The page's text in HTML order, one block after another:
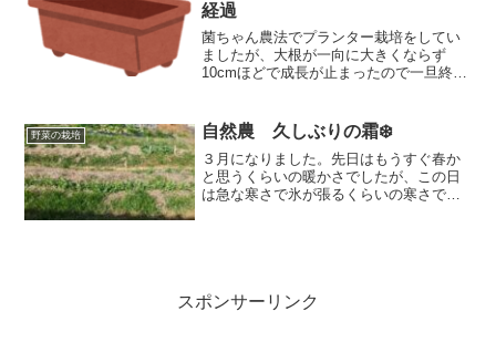
経過
菌ちゃん農法でプランター栽培をしてい
ましたが、大根が一向に大きくならず
10cmほどで成長が止まったので一旦終了
るのか見てみることにしましたよ！
野菜の栽培 自然農 久しぶりの霜❄️
３月になりました。先日はもうすぐ春か
と思うくらいの暖かさでしたが、この日
は急な寒さで氷が張るくらいの寒さで
き物の活動が活発になってきていまし
スポンサーリンク